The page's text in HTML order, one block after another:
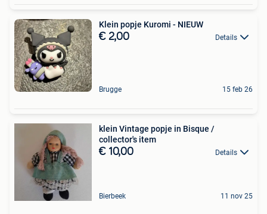
Klein popje Kuromi - NIEUW
€ 2,00 Details
Brugge 15 feb 26
klein Vintage popje in Bisque /
collector's item
€ 10,00 Details
Bierbeek 11 nov 25